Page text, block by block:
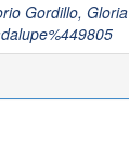
Gordillo, Gloria